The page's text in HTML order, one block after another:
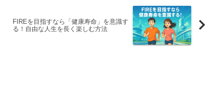
FIREを目指すなら「健康寿命」を意識す
る！自由な人生を長く楽しむ方法